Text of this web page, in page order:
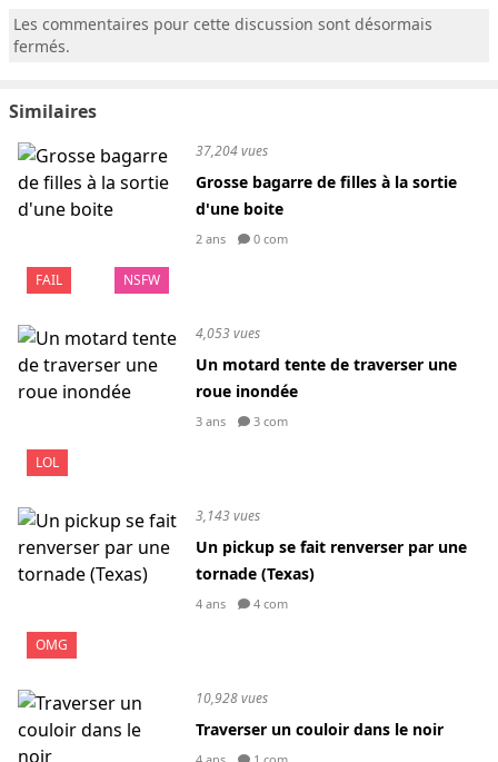
Les commentaires pour cette discussion sont désormais
fermés.
Similaires
FAIL NSFW
37,204 vues
Grosse bagarre de filles à la sortie
d'une boite
2 ans 0 com
LOL
4,053 vues
Un motard tente de traverser une
roue inondée
3 ans 3 com
OMG
3,143 vues
Un pickup se fait renverser par une
tornade (Texas)
4 ans 4 com
10,928 vues
Traverser un couloir dans le noir